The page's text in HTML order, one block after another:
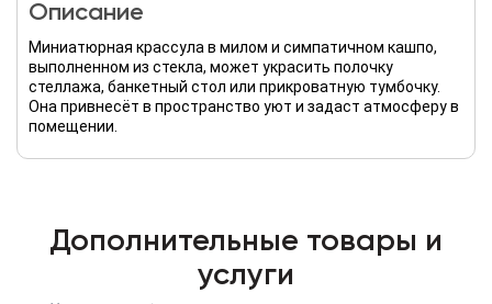
Описание
Миниатюрная крассула в милом и симпатичном кашпо,
выполненном из стекла, может украсить полочку
стеллажа, банкетный стол или прикроватную тумбочку.
Она привнесёт в пространство уют и задаст атмосферу в
помещении.
Дополнительные товары и
услуги